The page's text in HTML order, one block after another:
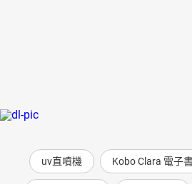
uv直噴機 Kobo Clara 電子